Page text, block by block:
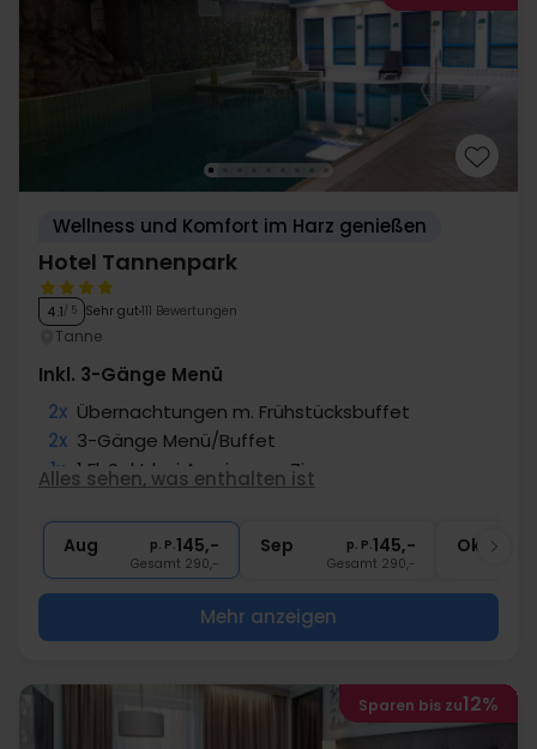
Wellness und Komfort im Harz genießen
Hotel Tannenpark
4.1/ 5 Sehr gut 111 Bewertungen
Tanne
Inkl. 3-Gänge Menü
2x Übernachtungen m. Frühstücksbuffet
2x 3-Gänge Menü/Buffet
1x 1 Fl. Sekt bei Anreise pro Zimmer
∞ Gratis Parken
Alles sehen, was enthalten ist
Aug p. P.145,-
Gesamt 290,-
Sep p. P.145,-
Gesamt 290,-
Okt
Mehr anzeigen
Sparen bis zu12%